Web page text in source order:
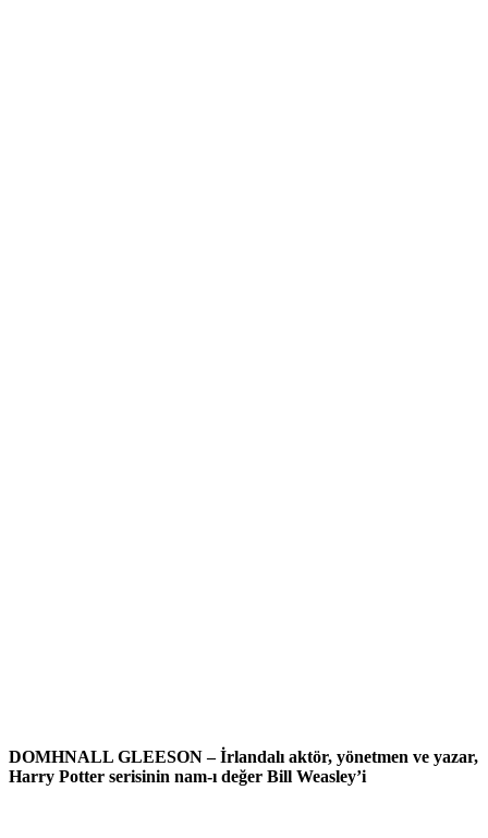
DOMHNALL GLEESON – İrlandalı aktör, yönetmen ve yazar,
Harry Potter serisinin nam-ı değer Bill Weasley’i